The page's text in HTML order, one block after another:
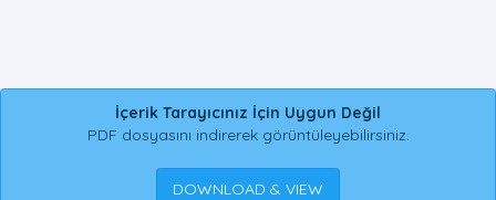
İçerik Tarayıcınız İçin Uygun Değil
PDF dosyasını indirerek görüntüleyebilirsiniz.
DOWNLOAD & VIEW